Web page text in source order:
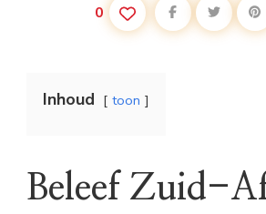
0
Inhoud toon
Beleef Zuid-